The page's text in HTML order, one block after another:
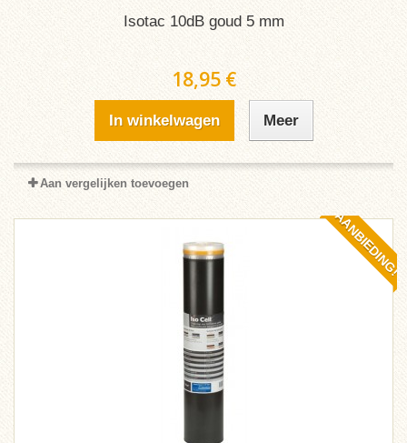
Isotac 10dB goud 5 mm
18,95 €
In winkelwagen Meer
Aan vergelijken toevoegen
AANBIEDING!